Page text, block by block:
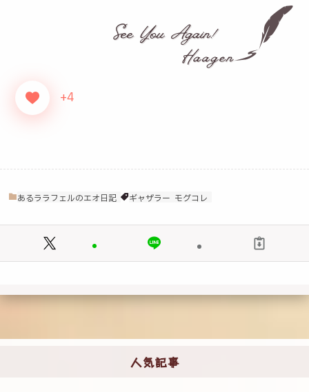
+4
あるララフェルのエオ日記 ギャザラー モグコレ
人気記事